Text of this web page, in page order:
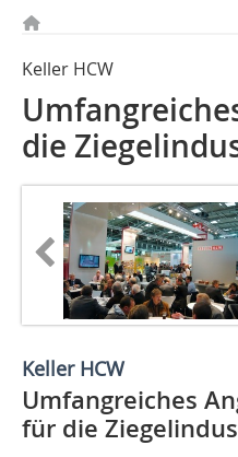
Keller HCW
die
Keller HCW
Umfangreiches
für die